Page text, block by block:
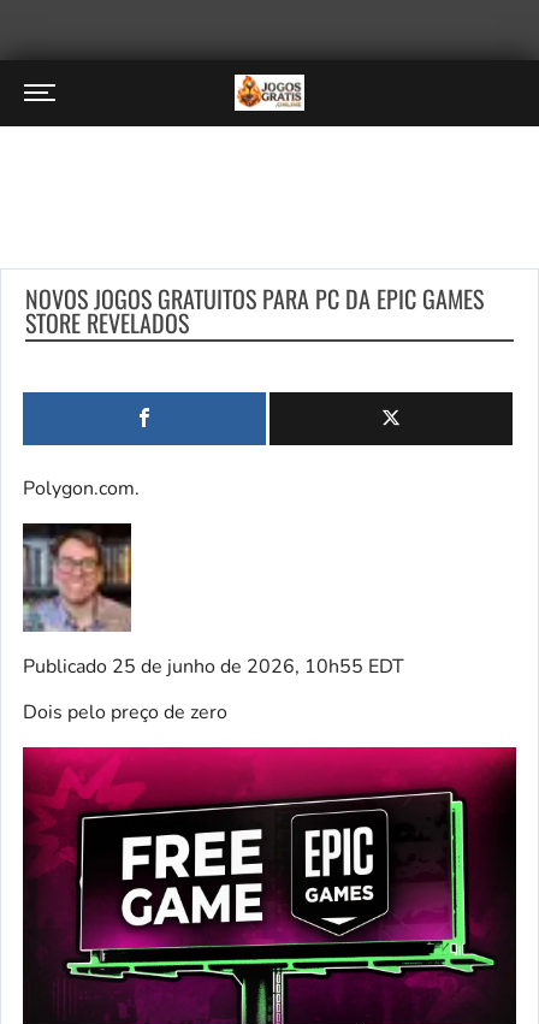
NOVOS JOGOS GRATUITOS PARA PC DA EPIC GAMES
STORE REVELADOS
Polygon.com.
Publicado 25 de junho de 2026, 10h55 EDT
Dois pelo preço de zero